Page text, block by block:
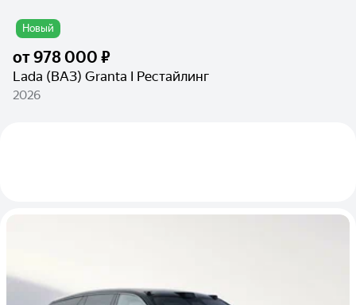
Новый
от978 000 ₽
Lada (ВАЗ) Granta I Рестайлинг
2026